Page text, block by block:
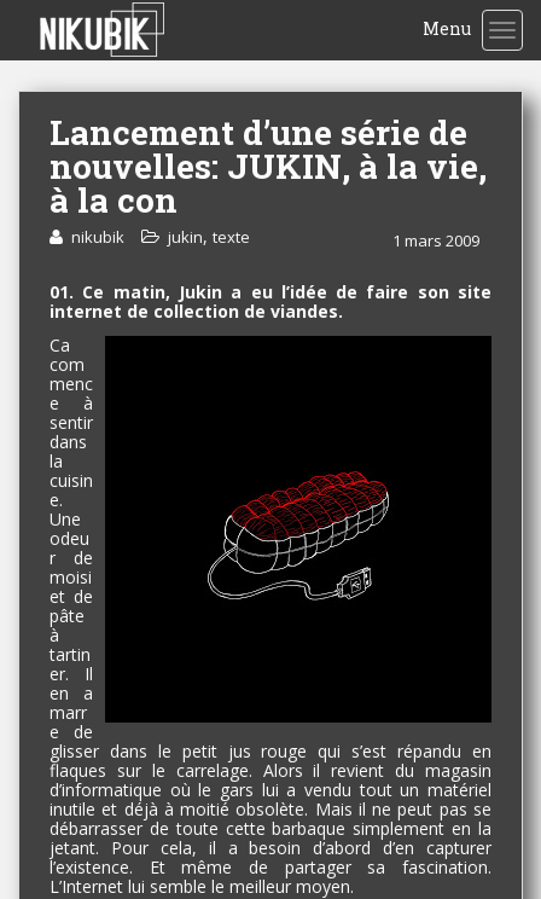
Menu
Lancement d’une série de
nouvelles: JUKIN, à la vie,
à la con
1 mars 2009
nikubik jukin, texte
01. Ce matin, Jukin a eu l’idée de faire son site
internet de collection de viandes.
Ca
com
menc
e à
sentir
dans
la
cuisin
e.
Une
odeu
r de
moisi
et de
pâte
à
tartin
er. Il
en a
marr
e de
glisser dans le petit jus rouge qui s’est répandu en
flaques sur le carrelage. Alors il revient du magasin
d’informatique où le gars lui a vendu tout un matériel
inutile et déjà à moitié obsolète. Mais il ne peut pas se
débarrasser de toute cette barbaque simplement en la
jetant. Pour cela, il a besoin d’abord d’en capturer
l’existence. Et même de partager sa fascination.
L’Internet lui semble le meilleur moyen.